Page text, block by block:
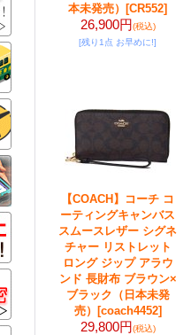
本未発売）
[CR552]
26,900円(税込)
[残り1点 お早めに!]
【COACH】コーチ コ
ーティングキャンバス
スムースレザー シグネ
チャー リストレット
ロング ジップ アラウ
ンド 長財布 ブラウン×
ブラック（日本未発
売）
[coach4452]
29,800円(税込)